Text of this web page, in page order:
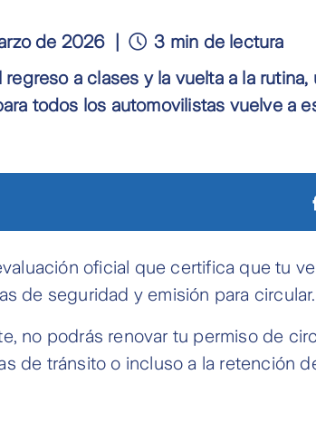
de 2026
3 min de lectura
a clases y la vuelta a la rutina,
todos los automovilistas vuelve a
oficial que certifica que tu
de seguridad y emisión para circular.
no podrás renovar tu permiso de
de tránsito o incluso a la retención